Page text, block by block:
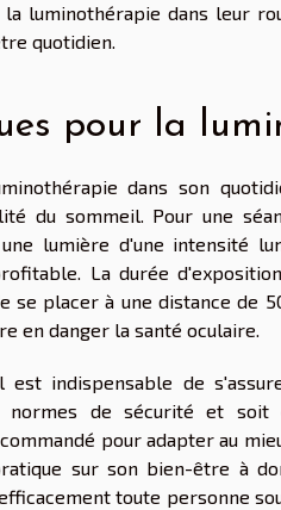
luminothérapie dans leur
quotidien.
pour la
dans son
du sommeil. Pour une
lumière d'une intensité
La durée
placer à une distance de
en danger la santé oculaire.
est indispensable de
normes de sécurité et
pour adapter au
sur son bien-être à
toute personne